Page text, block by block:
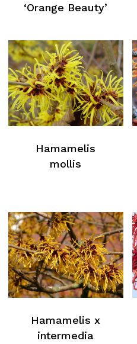
‘Orange Beauty’
Hamamelis
mollis
Hamamelis x
intermedia